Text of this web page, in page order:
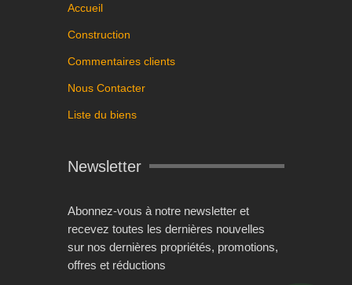
Accueil
Construction
Commentaires clients
Nous Contacter
Liste du biens
Newsletter
Abonnez-vous à notre newsletter et
recevez toutes les dernières nouvelles
sur nos dernières propriétés, promotions,
offres et réductions